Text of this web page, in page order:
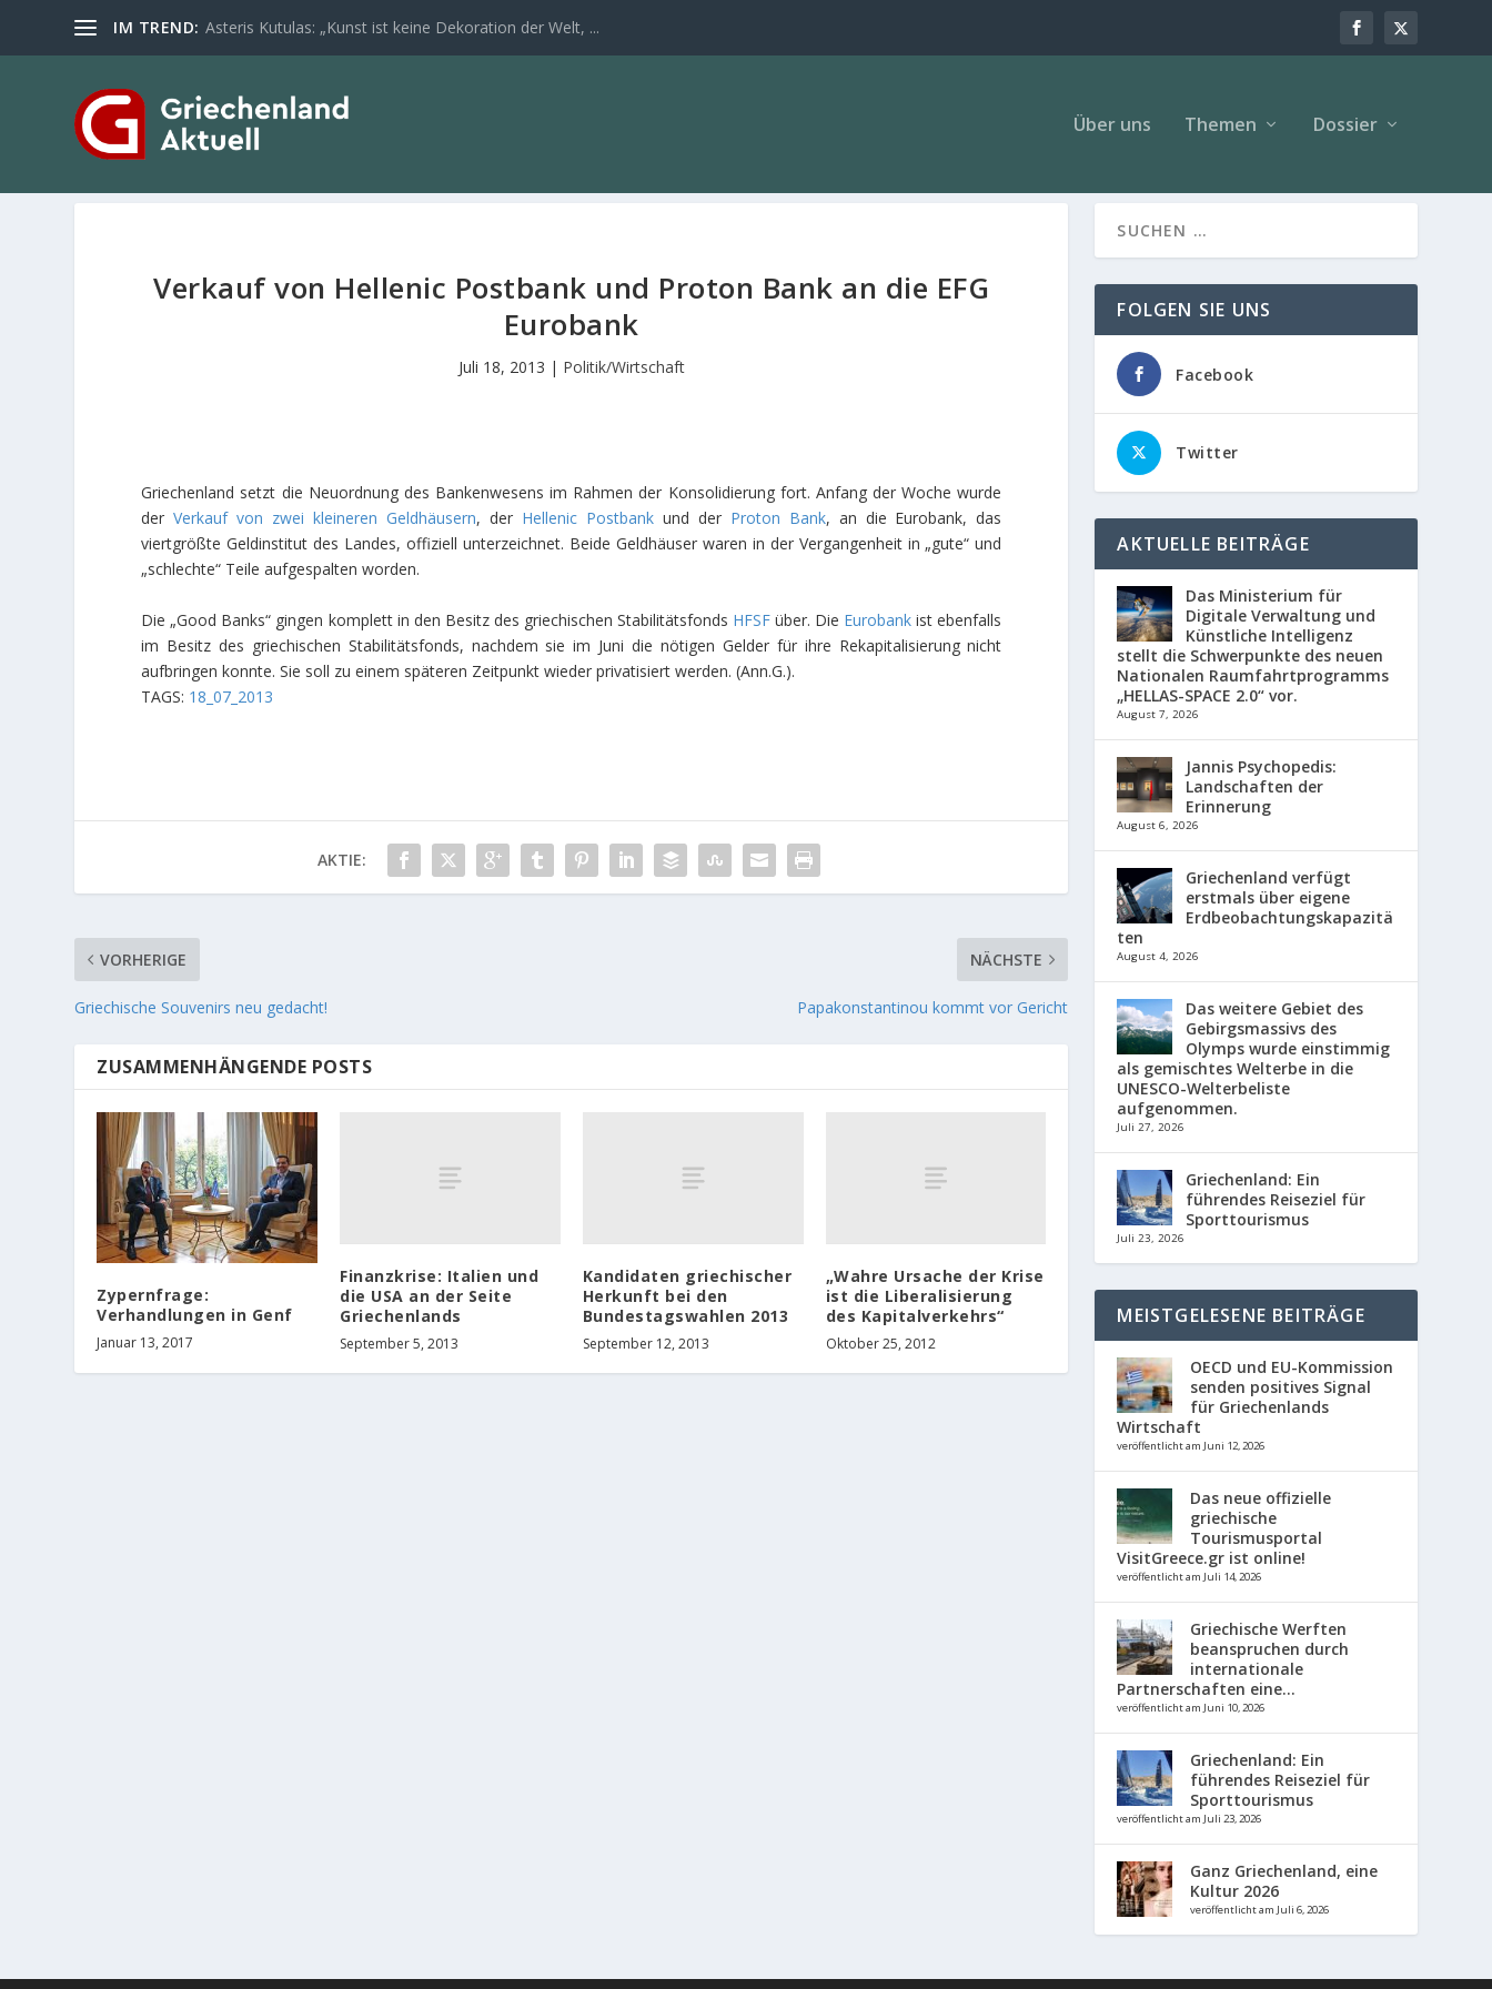
IM TREND: Asteris Kutulas: „Kunst ist keine Dekoration der Welt, ...
Über uns Themen Dossier
Verkauf von Hellenic Postbank und Proton Bank an die EFG
Eurobank
Juli 18, 2013 | Politik/Wirtschaft
Griechenland setzt die Neuordnung des Bankenwesens im Rahmen der Konsolidierung fort. Anfang der Woche wurde
derVerkauf von zwei kleineren Geldhäusern, der Hellenic Postbankund der Proton Bank, an die Eurobank, das
viertgrößte Geldinstitut des Landes, offiziell unterzeichnet. Beide Geldhäuser waren in der Vergangenheit in „gute“ und
„schlechte“ Teile aufgespalten worden.
Die „Good Banks“ gingen komplett in den Besitz des griechischen Stabilitätsfonds HFSF über. Die Eurobank ist ebenfalls
im Besitz des griechischen Stabilitätsfonds, nachdem sie im Juni die nötigen Gelder für ihre Rekapitalisierung nicht
aufbringen konnte. Sie soll zu einem späteren Zeitpunkt wieder privatisiert werden. (Ann.G.).
TAGS: 18_07_2013
AKTIE:
VORHERIGE
Griechische Souvenirs neu gedacht!
NÄCHSTE
Papakonstantinou kommt vor Gericht
ZUSAMMENHÄNGENDE POSTS
Zypernfrage:
Verhandlungen in Genf
Januar 13, 2017
Finanzkrise: Italien und
die USA an der Seite
Griechenlands
September 5, 2013
Kandidaten griechischer
Herkunft bei den
Bundestagswahlen 2013
September 12, 2013
„Wahre Ursache der Krise
ist die Liberalisierung
des Kapitalverkehrs“
Oktober 25, 2012
FOLGEN SIE UNS
Facebook
Twitter
AKTUELLE BEITRÄGE
Das Ministerium für
Digitale Verwaltung und
Künstliche Intelligenz
stellt die Schwerpunkte des neuen
Nationalen Raumfahrtprogramms
„HELLAS-SPACE 2.0“ vor.
August 7, 2026
Jannis Psychopedis:
Landschaften der
Erinnerung
August 6, 2026
Griechenland verfügt
erstmals über eigene
Erdbeobachtungskapazitä
ten
August 4, 2026
Das weitere Gebiet des
Gebirgsmassivs des
Olymps wurde einstimmig
als gemischtes Welterbe in die
UNESCO-Welterbeliste
aufgenommen.
Juli 27, 2026
Griechenland: Ein
führendes Reiseziel für
Sporttourismus
Juli 23, 2026
MEISTGELESENE BEITRÄGE
OECD und EU-Kommission
senden positives Signal
für Griechenlands
Wirtschaft
veröffentlicht am Juni 12, 2026
Das neue offizielle
griechische
Tourismusportal
VisitGreece.gr ist online!
veröffentlicht am Juli 14, 2026
Griechische Werften
beanspruchen durch
internationale
Partnerschaften eine...
veröffentlicht am Juni 10, 2026
Griechenland: Ein
führendes Reiseziel für
Sporttourismus
veröffentlicht am Juli 23, 2026
Ganz Griechenland, eine
Kultur 2026
veröffentlicht am Juli 6, 2026